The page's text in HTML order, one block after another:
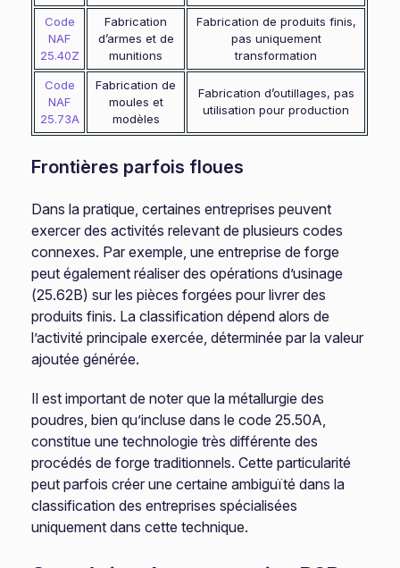
Code
NAF
25.40Z
Fabrication
d’armes et de
munitions
Fabrication de produits finis,
pas uniquement
transformation
Code
NAF
25.73A
Fabrication de
moules et
modèles
Fabrication d’outillages, pas
utilisation pour production
Frontières parfois floues
Dans la pratique, certaines entreprises peuvent
exercer des activités relevant de plusieurs codes
connexes. Par exemple, une entreprise de forge
peut également réaliser des opérations d’usinage
(25.62B) sur les pièces forgées pour livrer des
produits finis. La classification dépend alors de
l’activité principale exercée, déterminée par la valeur
ajoutée générée.
Il est important de noter que la métallurgie des
poudres, bien qu’incluse dans le code 25.50A,
constitue une technologie très différente des
procédés de forge traditionnels. Cette particularité
peut parfois créer une certaine ambiguïté dans la
classification des entreprises spécialisées
uniquement dans cette technique.